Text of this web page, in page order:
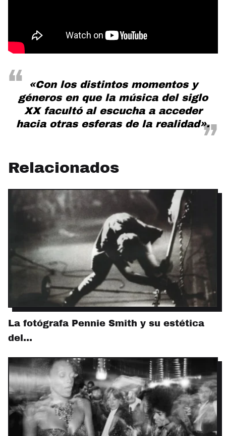
«Con los distintos momentos y
géneros en que la música del siglo
XX facultó al escucha a acceder
hacia otras esferas de la realidad».
Relacionados
La fotógrafa Pennie Smith y su estética
del…